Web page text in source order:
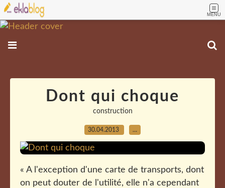
MENU
Dont qui choque
construction
30.04.2013 …
« A l'exception d'une carte de transports, dont
on peut douter de l'utilité, elle n'a cependant